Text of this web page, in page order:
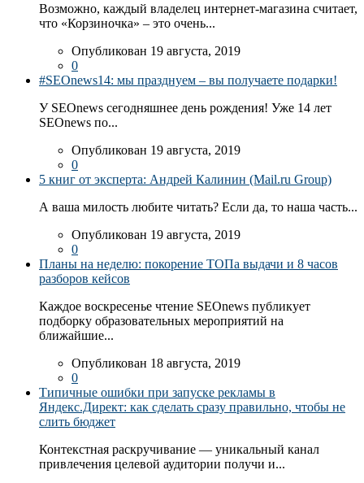
Возможно, каждый владелец интернет-магазина считает,
что «Корзиночка» – это очень...
Опубликован 19 августа, 2019
0
#SEOnews14: мы празднуем – вы получаете подарки!
У SEOnews сегодняшнее день рождения! Уже 14 лет
SEOnews по...
Опубликован 19 августа, 2019
0
5 книг от эксперта: Андрей Калинин (Mail.ru Group)
А ваша милость любите читать? Если да, то наша часть...
Опубликован 19 августа, 2019
0
Планы на неделю: покорение ТОПа выдачи и 8 часов
разборов кейсов
Каждое воскресенье чтение SEOnews публикует
подборку образовательных мероприятий на
ближайшие...
Опубликован 18 августа, 2019
0
Типичные ошибки при запуске рекламы в
Яндекс.Директ: как сделать сразу правильно, чтобы не
слить бюджет
Контекстная раскручивание — уникальный канал
привлечения целевой аудитории получи и...